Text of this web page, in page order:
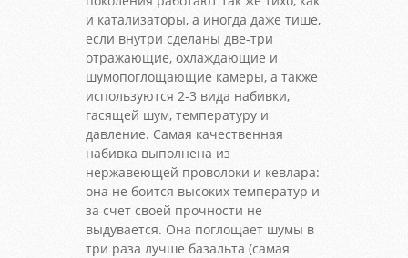
и катализаторы, а иногда даже тише,
если внутри сделаны две-три
отражающие, охлаждающие и
шумопоглощающие камеры, а также
используются 2-3 вида набивки,
гасящей шум, температуру и
давление. Самая качественная
набивка выполнена из
нержавеющей проволоки и кевлара:
она не боится высоких температур и
за счет своей прочности не
выдувается. Она поглощает шумы в
три раза лучше базальта (самая